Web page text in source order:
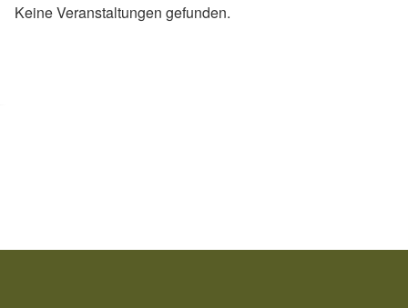
Keine Veranstaltungen gefunden.